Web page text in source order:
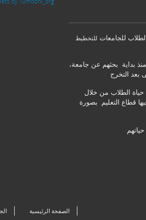
للجامعات للتخطيط
منذ بداية بحثهم عن جامعة،
بعد التخرج
حياة الطلاب من خلال
قطاع التعليم بصورة
الصفحة الرئيسية